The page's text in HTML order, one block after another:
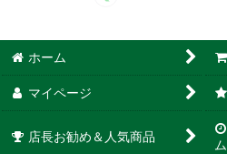
ホーム
マイページ
店長お勧め＆人気商品
ム